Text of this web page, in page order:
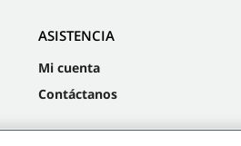
ASISTENCIA
Mi cuenta
Contáctanos